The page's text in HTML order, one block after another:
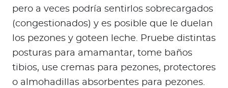
pero a veces podría sentirlos sobrecargados
(congestionados) y es posible que le duelan
los pezones y goteen leche. Pruebe distintas
posturas para amamantar, tome baños
tibios, use cremas para pezones, protectores
o almohadillas absorbentes para pezones.